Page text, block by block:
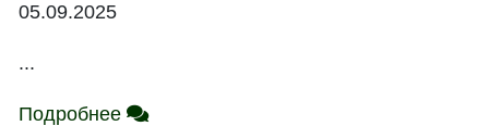
05.09.2025
...
Подробнее